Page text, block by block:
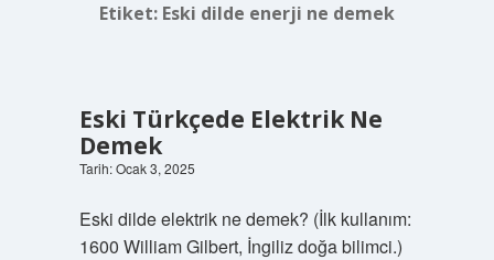
Etiket: Eski dilde enerji ne demek
Eski Türkçede Elektrik Ne
Demek
Tarih: Ocak 3, 2025
Eski dilde elektrik ne demek? (İlk kullanım:
1600 William Gilbert, İngiliz doğa bilimci.)